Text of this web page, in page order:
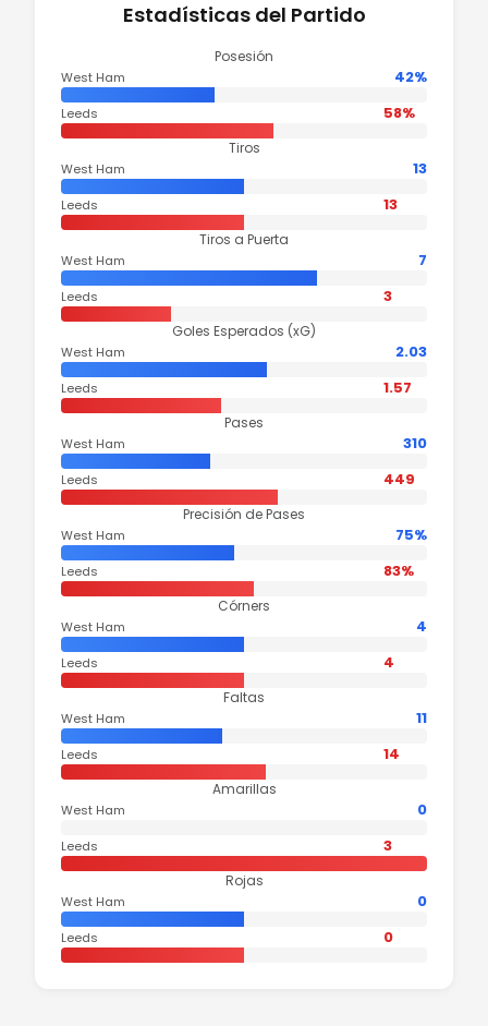
Estadísticas del Partido
Posesión
West Ham 42%
Leeds 58%
Tiros
West Ham 13
Leeds 13
Tiros a Puerta
West Ham 7
Leeds 3
Goles Esperados (xG)
West Ham 2.03
Leeds 1.57
Pases
West Ham 310
Leeds 449
Precisión de Pases
West Ham 75%
Leeds 83%
Córners
West Ham 4
Leeds 4
Faltas
West Ham 11
Leeds 14
Amarillas
West Ham 0
Leeds 3
Rojas
West Ham 0
Leeds 0